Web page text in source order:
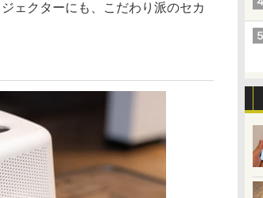
ェクターにも、こだわり派のセカ